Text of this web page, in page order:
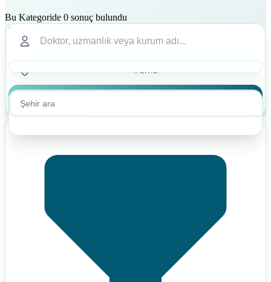
Bu Kategoride 0 sonuç bulundu